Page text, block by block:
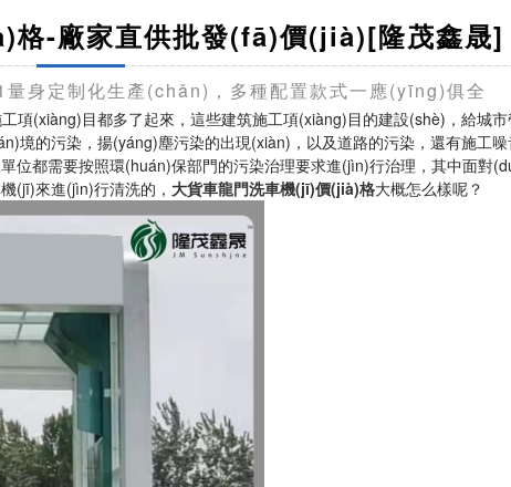
格-廠家直供批發(fā)價(jià)[隆茂鑫晟]
身定制化生產(chǎn)，多種配置款式一應(yīng)俱全
(xiàng)目都多了起來，這些建筑施工項(xiàng)目的建設(shè)，給城
境的污染，揚(yáng)塵污染的出現(xiàn)，以及道路的污染，還有施工
位都需要按照環(huán)保部門的污染治理要求進(jìn)行治理，其中面對
(jī)來進(jìn)行清洗的， 大貨車龍門洗車機(jī)價(jià)格大概怎么樣呢？